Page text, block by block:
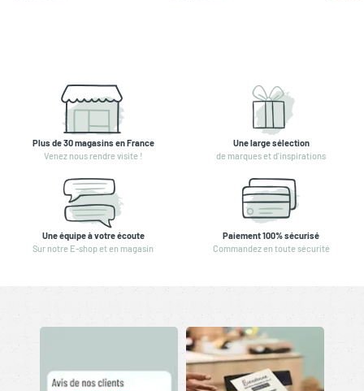
Plus de 30 magasins en France
Venez nous rendre visite !
Une large sélection
de marques et d'inspirations
Une équipe à votre écoute
Sur notre E-shop et en magasin
Paiement 100% sécurisé
Commandez en toute sécurité